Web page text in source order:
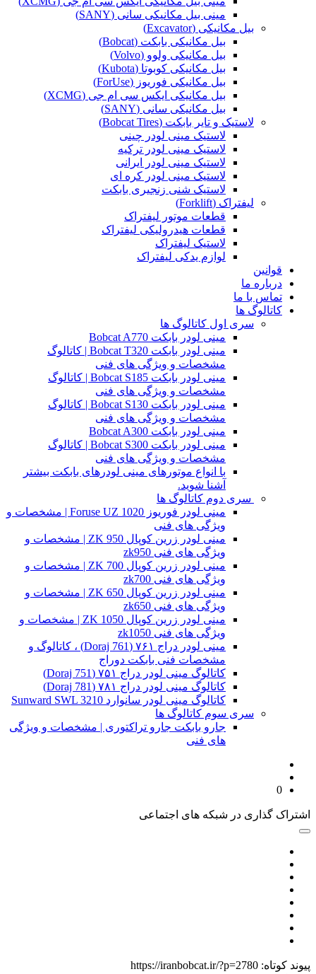
مینی بیل مکانیکی سانی (SANY)
بیل مکانیکی (Excavator)
بیل مکانیکی بابکت (Bobcat)
بیل مکانیکی ولوو (Volvo)
بیل مکانیکی کوبوتا (Kubota)
بیل مکانیکی فوریوز (ForUse)
بیل مکانیکی ایکس سی ام جی (XCMG)
بیل مکانیکی سانی (SANY)
لاستیک و تایر بابکت (Bobcat Tires)
لاستیک مینی لودر چینی
لاستیک مینی لودر ترکیه
لاستیک مینی لودر ایرانی
لاستیک مینی لودر کره ای
لاستیک شنی زنجیری بابکت
لیفتراک (Forklift)
قطعات موتور لیفتراک
قطعات هیدرولیکی لیفتراک
لاستیک لیفتراک
لوازم یدکی لیفتراک
قوانین
درباره ما
تماس با ما
کاتالوگ ها
سری اول کاتالوگ ها
مینی لودر بابکت Bobcat A770
مینی لودر بابکت Bobcat T320 | کاتالوگ
مشخصات و ویژگی های فنی
مینی لودر بابکت Bobcat S185 | کاتالوگ
مشخصات و ویژگی های فنی
مینی لودر بابکت Bobcat S130 | کاتالوگ
مشخصات و ویژگی های فنی
مینی لودر بابکت Bobcat A300
مینی لودر بابکت Bobcat S300 | کاتالوگ
مشخصات و ویژگی های فنی
با انواع موتورهای مینی لودرهای بابکت بیشتر
آشنا شوید.
سری دوم کاتالوگ ها
مینی لودر فوریوز Foruse UZ 1020 | مشخصات و
ویژگی های فنی
مینی لودر زرین کوپال ZK 950 | مشخصات و
ویژگی های فنی zk950
مینی لودر زرین کوپال ZK 700 | مشخصات و
ویژگی های فنی zk700
مینی لودر زرین کوپال ZK 650 | مشخصات و
ویژگی های فنی zk650
مینی لودر زرین کوپال ZK 1050 | مشخصات و
ویژگی های فنی zk1050
مینی لودر دراج ۷۶۱ (Doraj 761) ، کاتالوگ و
مشخصات فنی بابکت دوراج
کاتالوگ مینی لودر دراج ۷۵۱ (Doraj 751)
کاتالوگ مینی لودر دراج ۷۸۱ (Doraj 781)
کاتالوگ مینی لودر سانوارد Sunward SWL 3210
سری سوم کاتالوگ ها
جارو بابکت جارو تراکتوری | مشخصات و ویژگی
های فنی
0
اشتراک گذاری در شبکه های اجتماعی
پیوند کوتاه: https://iranbobcat.ir/?p=2780